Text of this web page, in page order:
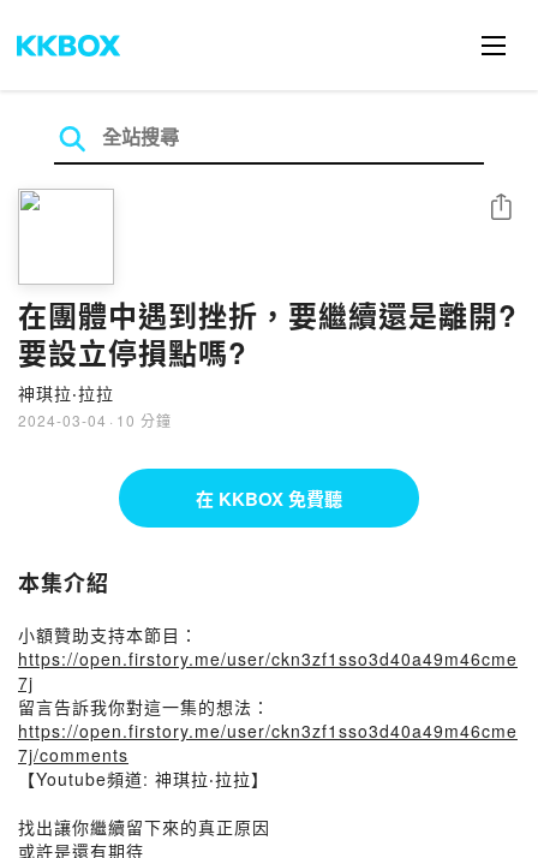
在團體中遇到挫折，要繼續還是離開?
要設立停損點嗎?
神琪拉‧拉拉
2024-03-04 · 10 分鐘
分享
在 KKBOX 免費聽
本集介紹
小額贊助支持本節目：
https://open.firstory.me/user/ckn3zf1sso3d40a49m46cme
7j
留言告訴我你對這一集的想法：
https://open.firstory.me/user/ckn3zf1sso3d40a49m46cme
7j/comments
【Youtube頻道: 神琪拉‧拉拉】
找出讓你繼續留下來的真正原因
或許是還有期待